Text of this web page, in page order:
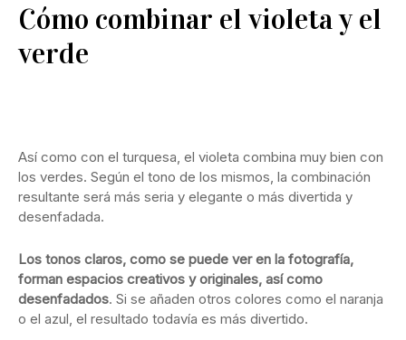
Cómo combinar el violeta y el
verde
Así como con el turquesa, el violeta combina muy bien con
los verdes. Según el tono de los mismos, la combinación
resultante será más seria y elegante o más divertida y
desenfadada.
Los tonos claros, como se puede ver en la fotografía,
forman espacios creativos y originales, así como
desenfadados. Si se añaden otros colores como el naranja
o el azul, el resultado todavía es más divertido.